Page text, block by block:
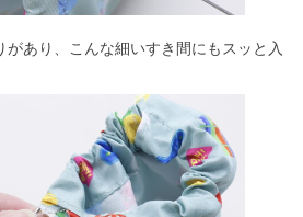
があり、こんな細いすき間にもスッと入